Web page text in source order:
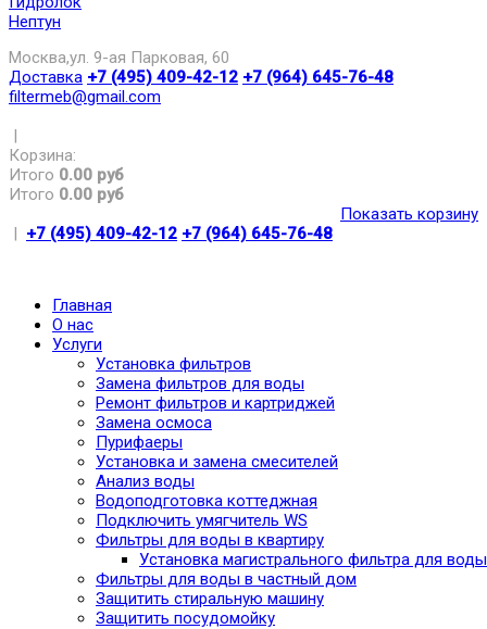
Нептун
Москва,ул. 9-ая Парковая, 60
Доставка +7 (495) 409-42-12 +7 (964) 645-76-48
filtermeb@gmail.com
|
Корзина:
Итого 0.00 руб
Итого 0.00 руб
Показать корзину
| +7 (495) 409-42-12 +7 (964) 645-76-48
Главная
О нас
Услуги
Установка фильтров
Замена фильтров для воды
Ремонт фильтров и картриджей
Замена осмоса
Пурифаеры
Установка и замена смесителей
Анализ воды
Водоподготовка коттеджная
Подключить умягчитель WS
Фильтры для воды в квартиру
Установка магистрального фильтра для воды
Фильтры для воды в частный дом
Защитить стиральную машину
Защитить посудомойку